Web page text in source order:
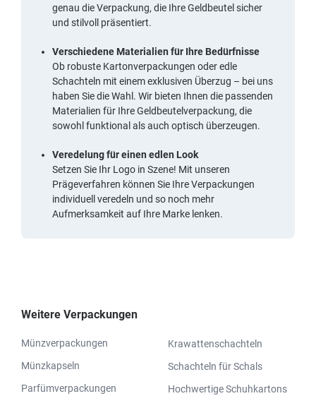
genau die Verpackung, die Ihre Geldbeutel sicher
und stilvoll präsentiert.
Verschiedene Materialien für Ihre Bedürfnisse
Ob robuste Kartonverpackungen oder edle
Schachteln mit einem exklusiven Überzug – bei uns
haben Sie die Wahl. Wir bieten Ihnen die passenden
Materialien für Ihre Geldbeutelverpackung, die
sowohl funktional als auch optisch überzeugen.
Veredelung für einen edlen Look
Setzen Sie Ihr Logo in Szene! Mit unseren
Prägeverfahren können Sie Ihre Verpackungen
individuell veredeln und so noch mehr
Aufmerksamkeit auf Ihre Marke lenken.
Weitere Verpackungen
Münzverpackungen
Münzkapseln
Parfümverpackungen
Krawattenschachteln
Schachteln für Schals
Hochwertige Schuhkartons